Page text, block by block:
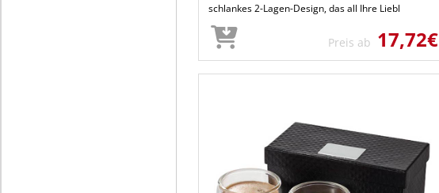
schlankes 2-Lagen-Design, das all Ihre Liebl
Preis ab 17,72€